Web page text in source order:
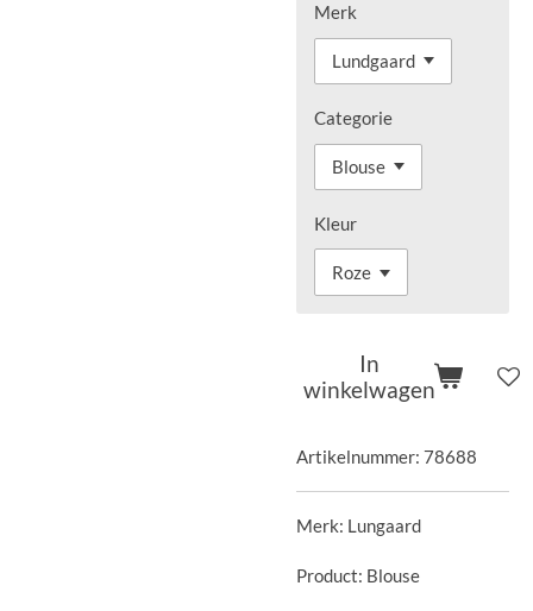
Merk
Categorie
Kleur
In
winkelwagen
Artikelnummer: 78688
Merk: Lungaard
Product: Blouse